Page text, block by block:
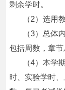
剩余学时。
（2）选用
（3）总体
包括周数，章
（4）本学
时、实验学时